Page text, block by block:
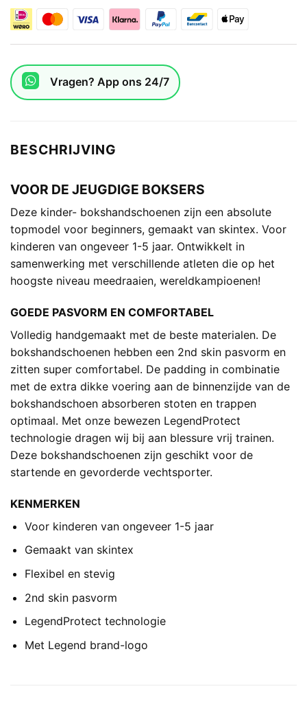
Vragen? App ons 24/7
BESCHRIJVING
VOOR DE JEUGDIGE BOKSERS
Deze kinder- bokshandschoenen zijn een absolute
topmodel voor beginners, gemaakt van skintex. Voor
kinderen van ongeveer 1-5 jaar. Ontwikkelt in
samenwerking met verschillende atleten die op het
hoogste niveau meedraaien, wereldkampioenen!
GOEDE PASVORM EN COMFORTABEL
Volledig handgemaakt met de beste materialen. De
bokshandschoenen hebben een 2nd skin pasvorm en
zitten super comfortabel. De padding in combinatie
met de extra dikke voering aan de binnenzijde van de
bokshandschoen absorberen stoten en trappen
optimaal. Met onze bewezen LegendProtect
technologie dragen wij bij aan blessure vrij trainen.
Deze bokshandschoenen zijn geschikt voor de
startende en gevorderde vechtsporter.
KENMERKEN
Voor kinderen van ongeveer 1-5 jaar
Gemaakt van skintex
Flexibel en stevig
2nd skin pasvorm
LegendProtect technologie
Met Legend brand-logo